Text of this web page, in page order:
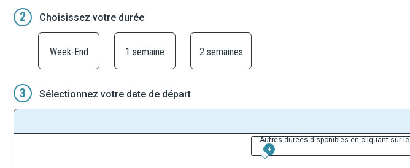
2 Choisissez votre durée
Week-End 1 semaine 2 semaines
3 Sélectionnez votre date de départ
Autres durées disponibles en cliquant sur le
+